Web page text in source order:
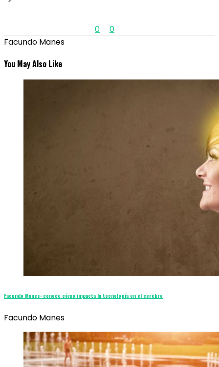
0
0
Facundo Manes
You May Also Like
Facundo Manes: conoce cómo impacta la tecnología en el cerebro
Facundo Manes